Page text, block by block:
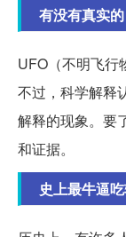
有没有真实
UFO（不明飞行
不过，科学解释
解释的现象。要
和证据。
史上最牛逼